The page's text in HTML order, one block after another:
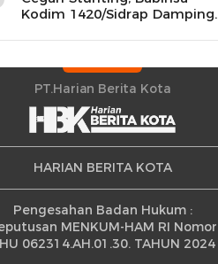
Kodim 1420/Sidrap Dampingi
PT.Harian Berita Kota
HARIAN BERITA KOTA
Pengesahan Badan Hukum :
MENKUM-HAM RI Nomor
062314.AH.01.30. TAHUN 2024